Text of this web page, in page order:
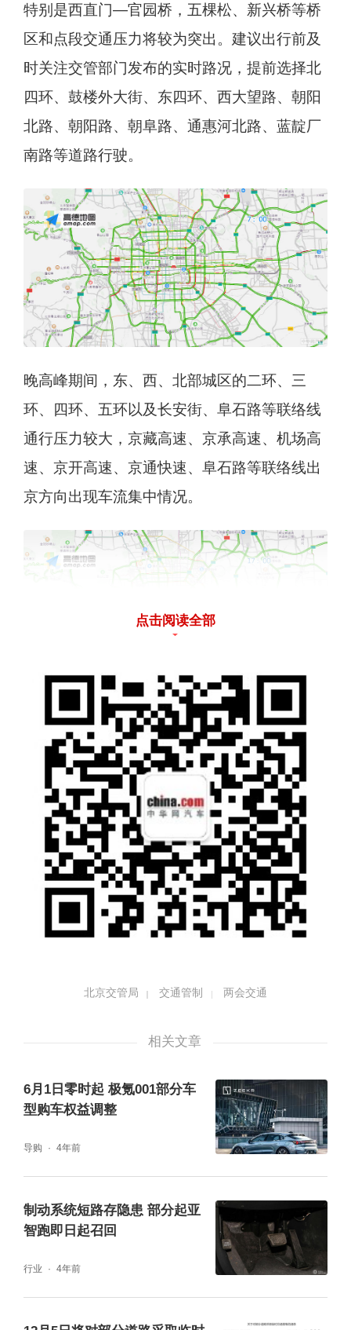
特别是西直门—官园桥，五棵松、新兴桥等桥
区和点段交通压力将较为突出。建议出行前及
时关注交管部门发布的实时路况，提前选择北
四环、鼓楼外大街、东四环、西大望路、朝阳
北路、朝阳路、朝阜路、通惠河北路、蓝靛厂
南路等道路行驶。
晚高峰期间，东、西、北部城区的二环、三
环、四环、五环以及长安街、阜石路等联络线
通行压力较大，京藏高速、京承高速、机场高
速、京开高速、京通快速、阜石路等联络线出
京方向出现车流集中情况。
（二）部分客运场站周边交通压力增大
近期，北京西站、北京南站、北京站以及
首都机场返京客流增加，场站周边道路以及机
场高速车流量也随之增大，预计下周上述场站
周边交通压力仍然较大，部分道路将出现短时
车流集中和行驶缓慢的情况。
（三）上午时段部分医院周边容易出现短
时车流集中情况
瘤医院、朝阳妇幼保健中心等周边部分道路车
点击阅读全部
北京交管局 交通管制 两会交通
相关文章
6月1日零时起 极氪001部分车
型购车权益调整
导购 4年前
制动系统短路存隐患 部分起亚
智跑即日起召回
行业 4年前